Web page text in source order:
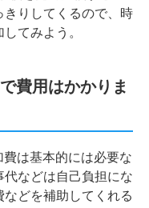
きりしてくるので、時
てみよう。
費用はかかりま
は基本的には必要な
などは自己負担にな
どを補助してくれる